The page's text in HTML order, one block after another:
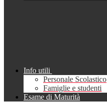
Info utili
Personale Scolastico
Famiglie e studenti
Esame di Maturità